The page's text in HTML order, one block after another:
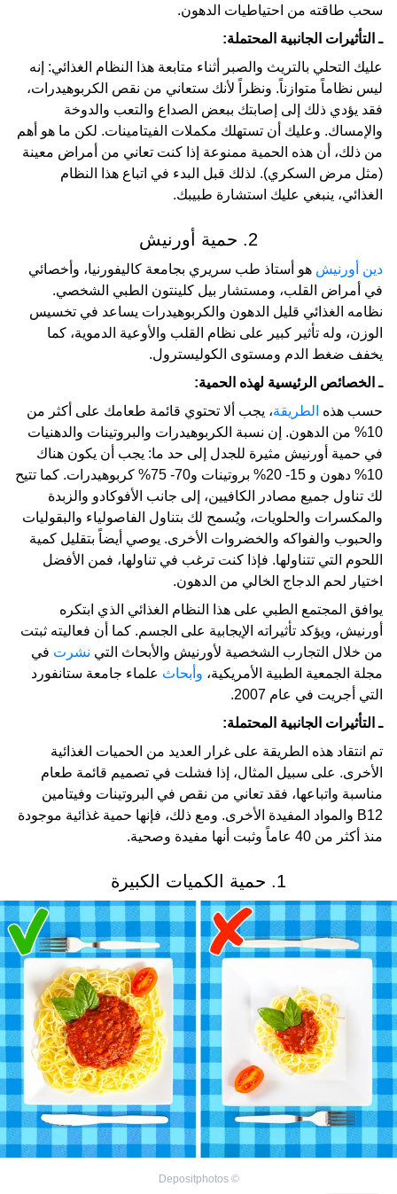
سحب طاقته من احتياطيات الدهون.
ـ التأثيرات الجانبية المحتملة:
عليك التحلي بالتريث والصبر أثناء متابعة هذا النظام الغذائي: إنه
ليس نظاماً متوازناً. ونظراً لأنك ستعاني من نقص الكربوهيدرات،
فقد يؤدي ذلك إلى إصابتك ببعض الصداع والتعب والدوخة
والإمساك. وعليك أن تستهلك مكملات الفيتامينات. لكن ما هو أهم
من ذلك، أن هذه الحمية ممنوعة إذا كنت تعاني من أمراض معينة
(مثل مرض السكري). لذلك قبل البدء في اتباع هذا النظام
الغذائي، ينبغي عليك استشارة طبيبك.
2. حمية أورنيش
دين أورنيش هو أستاذ طب سريري بجامعة كاليفورنيا، وأخصائي
في أمراض القلب، ومستشار بيل كلينتون الطبي الشخصي.
نظامه الغذائي قليل الدهون والكربوهيدرات يساعد في تخسيس
الوزن، وله تأثير كبير على نظام القلب والأوعية الدموية، كما
يخفف ضغط الدم ومستوى الكوليسترول.
ـ الخصائص الرئيسية لهذه الحمية:
حسب هذه الطريقة، يجب ألا تحتوي قائمة طعامك على أكثر من
10% من الدهون. إن نسبة الكربوهيدرات والبروتينات والدهنيات
في حمية أورنيش مثيرة للجدل إلى حد ما: يجب أن يكون هناك
10% دهون و 15- 20% بروتينات و70- 75% كربوهيدرات. كما تتيح
لك تناول جميع مصادر الكافيين، إلى جانب الأفوكادو والزبدة
والمكسرات والحلويات، ويُسمح لك بتناول الفاصولياء والبقوليات
والحبوب والفواكه والخضروات الأخرى. يوصي أيضاً بتقليل كمية
اللحوم التي تتناولها. فإذا كنت ترغب في تناولها، فمن الأفضل
اختيار لحم الدجاج الخالي من الدهون.
يوافق المجتمع الطبي على هذا النظام الغذائي الذي ابتكره
أورنيش، ويؤكد تأثيراته الإيجابية على الجسم. كما أن فعاليته ثبتت
من خلال التجارب الشخصية لأورنيش والأبحاث التي نشرت في
مجلة الجمعية الطبية الأمريكية، وأبحاث علماء جامعة ستانفورد
التي أجريت في عام 2007.
ـ التأثيرات الجانبية المحتملة:
تم انتقاد هذه الطريقة على غرار العديد من الحميات الغذائية
الأخرى. على سبيل المثال، إذا فشلت في تصميم قائمة طعام
مناسبة واتباعها، فقد تعاني من نقص في البروتينات وفيتامين
B12 والمواد المفيدة الأخرى. ومع ذلك، فإنها حمية غذائية موجودة
منذ أكثر من 40 عاماً وثبت أنها مفيدة وصحية.
1. حمية الكميات الكبيرة
©
Depositphotos